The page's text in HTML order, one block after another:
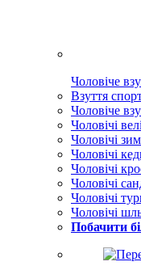
Чоловіче
Взуття
Чоловіче
Чоловічі
Чоловічі
Чоловічі
Чоловічі
Чоловічі
Чоловічі
Чоловічі
Побачити